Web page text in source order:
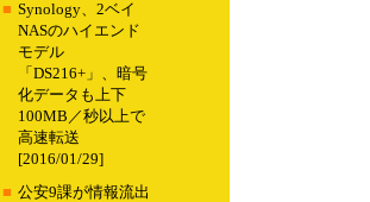
■ Synology、2ベイ
NASのハイエンド
モデル
「DS216+」、暗号
化データも上下
100MB／秒以上で
高速転送
[2016/01/29]
■ 公安9課が情報流出